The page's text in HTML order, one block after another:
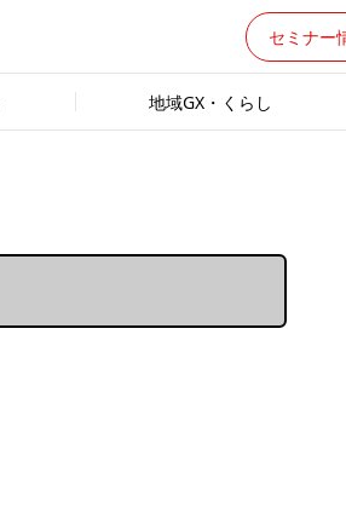
セミナー
地域GX・くらし